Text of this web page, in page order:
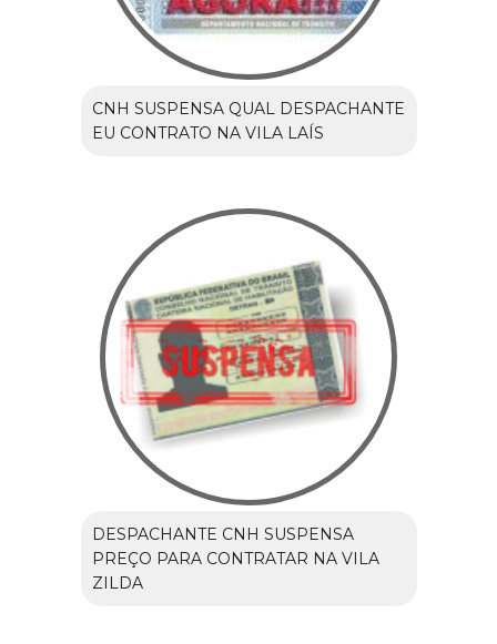
CNH SUSPENSA QUAL DESPACHANTE
EU CONTRATO NA VILA LAÍS
DESPACHANTE CNH SUSPENSA
PREÇO PARA CONTRATAR NA VILA
ZILDA